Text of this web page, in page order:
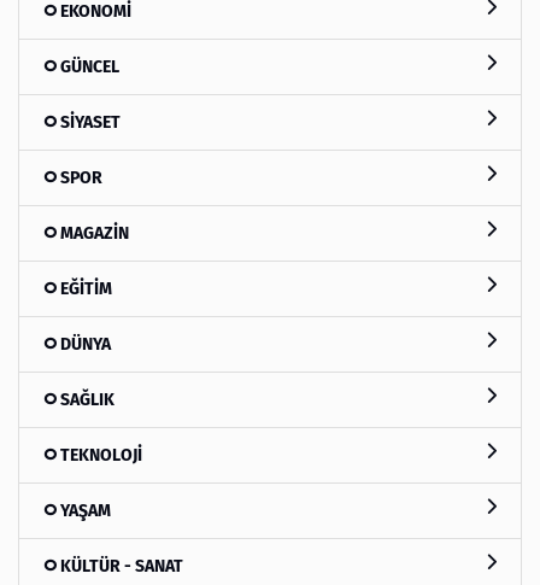
EKONOMİ
GÜNCEL
SİYASET
SPOR
MAGAZİN
EĞİTİM
DÜNYA
SAĞLIK
TEKNOLOJİ
YAŞAM
KÜLTÜR - SANAT